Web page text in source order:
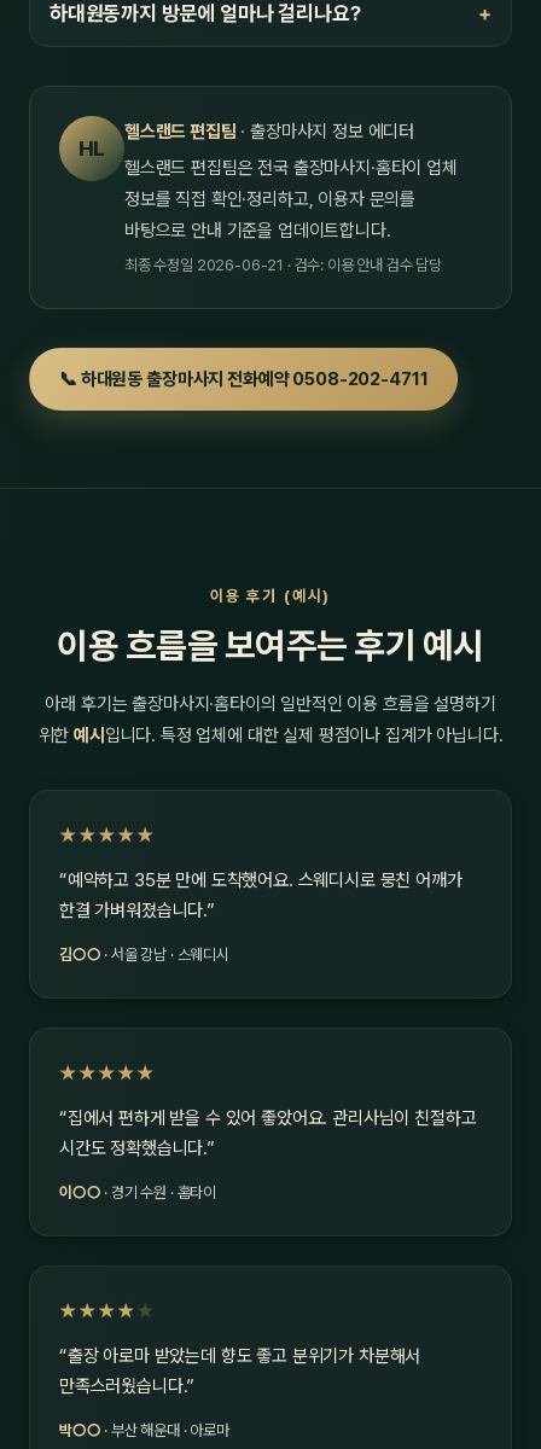
하대원동까지 방문에 얼마나 걸리나요?
HL
헬스랜드 편집팀 · 출장마사지 정보 에디터
헬스랜드 편집팀은 전국 출장마사지·홈타이 업체
정보를 직접 확인·정리하고, 이용자 문의를
바탕으로 안내 기준을 업데이트합니다.
최종 수정일 2026-06-21 · 검수: 이용 안내 검수 담당
📞 하대원동 출장마사지 전화예약 0508-202-4711
이용 후기 (예시)
이용 흐름을 보여주는 후기 예시
아래 후기는 출장마사지·홈타이의 일반적인 이용 흐름을 설명하기
위한예시 입니다. 특정 업체에 대한 실제 평점이나 집계가 아닙니다.
★★★★★
“예약하고 35분 만에 도착했어요. 스웨디시로 뭉친 어깨가
한결 가벼워졌습니다.”
김○○ · 서울 강남 · 스웨디시
★★★★★
“집에서 편하게 받을 수 있어 좋았어요. 관리사님이 친절하고
시간도 정확했습니다.”
이○○ · 경기 수원 · 홈타이
★★★★ ★
“출장 아로마 받았는데 향도 좋고 분위기가 차분해서
만족스러웠습니다.”
박○○ · 부산 해운대 · 아로마